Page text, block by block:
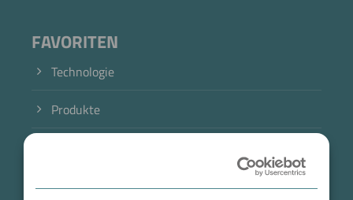
FAVORITEN
Technologie
Produkte
Case Studies